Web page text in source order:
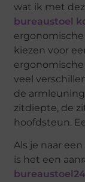
wat ik met
bureaustoel
kiezen voor
veel
de
zitdiepte, de
hoofdsteun.
Als je naar
is het een
bureaustoel24